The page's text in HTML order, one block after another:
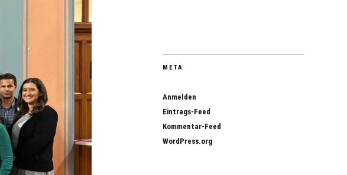
META
Anmelden
Eintrags-Feed
Kommentar-Feed
WordPress.org